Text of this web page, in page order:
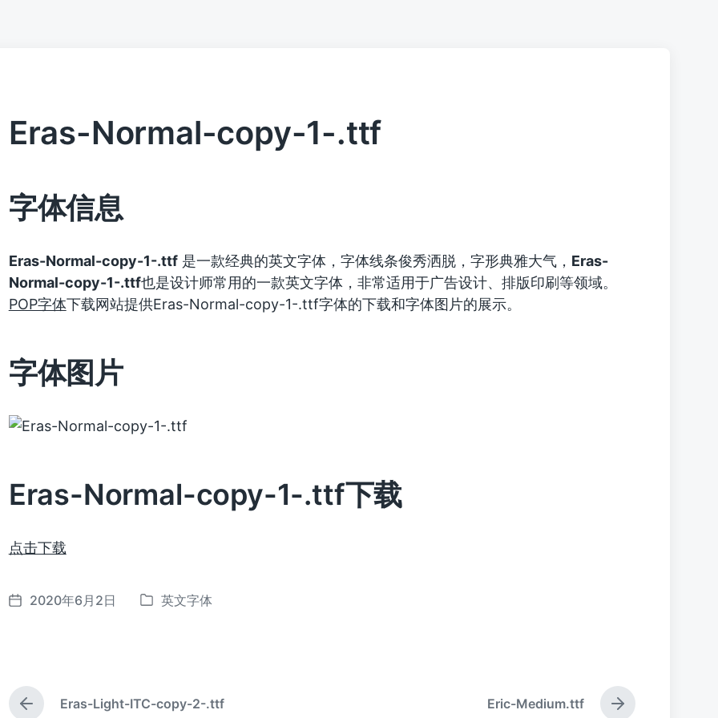
Eras-Normal-copy-1-.ttf
字体信息
Eras-Normal-copy-1-.ttf是一款经典的英文字体，字体线条俊秀洒脱，字形典雅大气， Eras-
Normal-copy-1-.ttf也是设计师常用的一款英文字体，非常适用于广告设计、排版印刷等领域。
POP字体下载网站提供Eras-Normal-copy-1-.ttf字体的下载和字体图片的展示。
字体图片
Eras-Normal-copy-1-.ttf下载
点击下载
发
2020年6月2日
发
英文字体
上
Eras-Light-ITC-copy-2-.ttf
下
Eric-Medium.ttf